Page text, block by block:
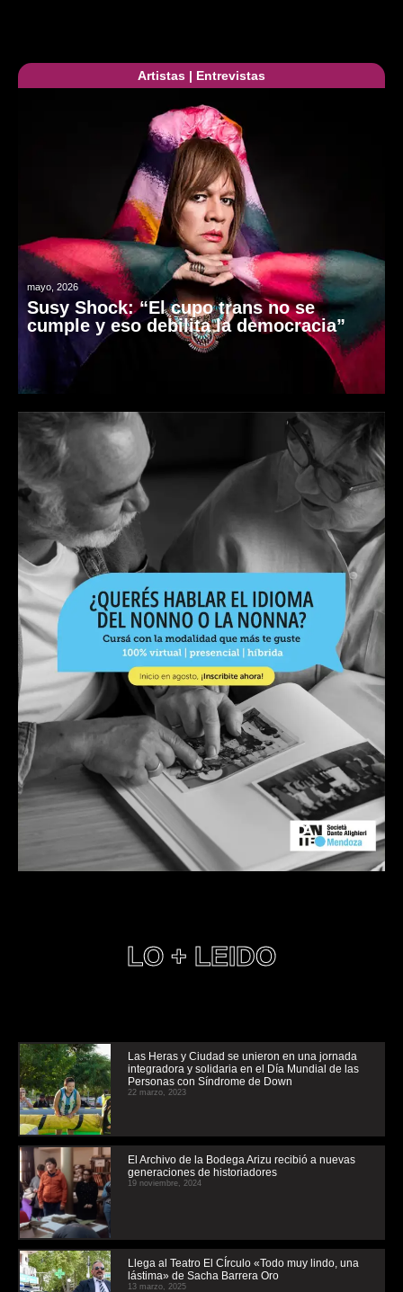
Artistas | Entrevistas
mayo, 2026
Susy Shock: “El cupo trans no se
cumple y eso debilita la democracia”
LO + LEIDO
Las Heras y Ciudad se unieron en una jornada
integradora y solidaria en el Día Mundial de las
Personas con Síndrome de Down
22 marzo, 2023
El Archivo de la Bodega Arizu recibió a nuevas
generaciones de historiadores
19 noviembre, 2024
Llega al Teatro El CÍrculo «Todo muy lindo, una
lástima» de Sacha Barrera Oro
13 marzo, 2025